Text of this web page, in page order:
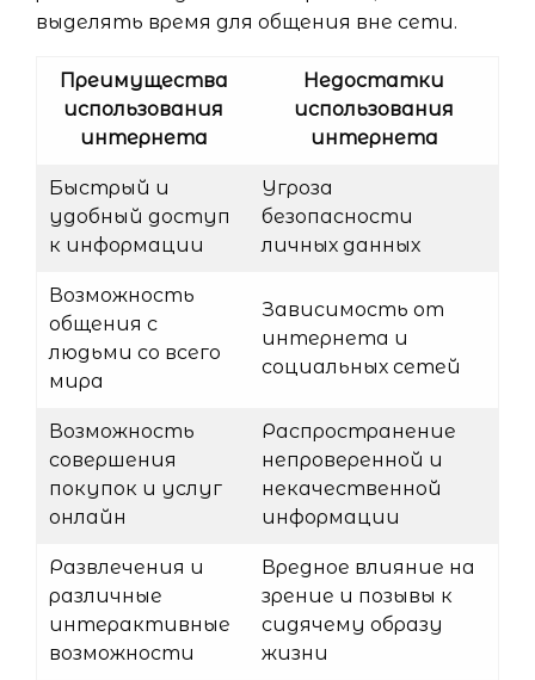
выделять время для общения вне сети.
Преимущества
использования
интернета
Недостатки
использования
интернета
Быстрый и
удобный доступ
к информации
Угроза
безопасности
личных данных
Возможность
общения с
людьми со всего
мира
Зависимость от
интернета и
социальных сетей
Возможность
совершения
покупок и услуг
онлайн
Распространение
непроверенной и
некачественной
информации
Развлечения и
различные
интерактивные
возможности
Вредное влияние на
зрение и позывы к
сидячему образу
жизни